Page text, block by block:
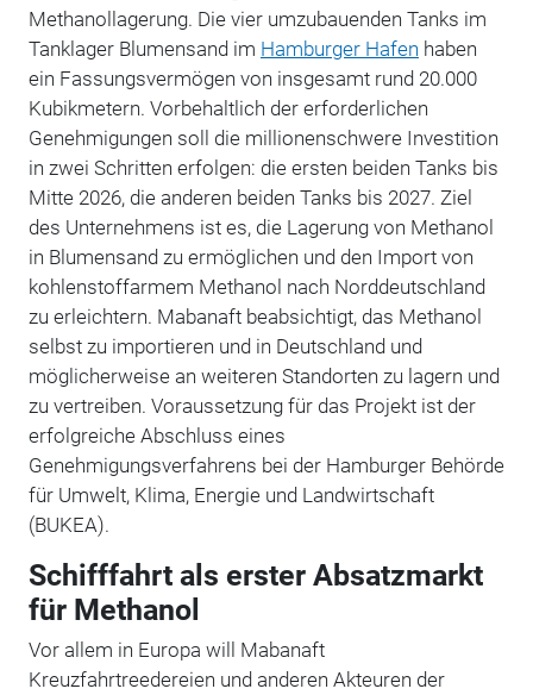
Methanollagerung. Die vier umzubauenden Tanks im
Tanklager Blumensand im Hamburger Hafen haben
ein Fassungsvermögen von insgesamt rund 20.000
Kubikmetern. Vorbehaltlich der erforderlichen
Genehmigungen soll die millionenschwere Investition
in zwei Schritten erfolgen: die ersten beiden Tanks bis
Mitte 2026, die anderen beiden Tanks bis 2027. Ziel
des Unternehmens ist es, die Lagerung von Methanol
in Blumensand zu ermöglichen und den Import von
kohlenstoffarmem Methanol nach Norddeutschland
zu erleichtern. Mabanaft beabsichtigt, das Methanol
selbst zu importieren und in Deutschland und
möglicherweise an weiteren Standorten zu lagern und
zu vertreiben. Voraussetzung für das Projekt ist der
erfolgreiche Abschluss eines
Genehmigungsverfahrens bei der Hamburger Behörde
für Umwelt, Klima, Energie und Landwirtschaft
(BUKEA).
Schifffahrt als erster Absatzmarkt
für Methanol
Vor allem in Europa will Mabanaft
Kreuzfahrtreedereien und anderen Akteuren der